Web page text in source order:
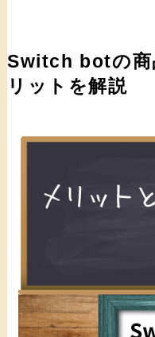
Switch botの商
リットを解説